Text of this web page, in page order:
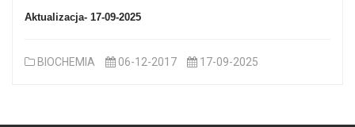
Aktualizacja- 17-09-2025
BIOCHEMIA 06-12-2017 17-09-2025